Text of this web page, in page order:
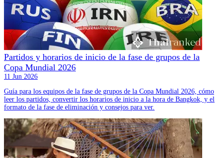
Partidos y horarios de inicio de la fase de grupos de la
Copa Mundial 2026
11 Jun 2026
Guía para los equipos de la fase de grupos de la Copa Mundial 2026, cómo
leer los partidos, convertir los horarios de inicio a la hora de Bangkok, y el
formato de la fase de eliminación y consejos para ver.